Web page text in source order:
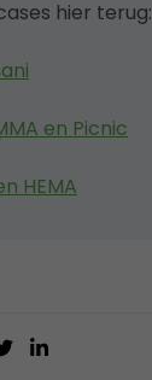
hier terug:
en Picnic
HEMA